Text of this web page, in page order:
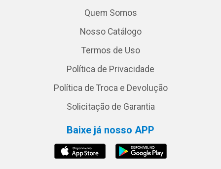
Quem Somos
Nosso Catálogo
Termos de Uso
Política de Privacidade
Política de Troca e Devolução
Solicitação de Garantia
Baixe já nosso APP